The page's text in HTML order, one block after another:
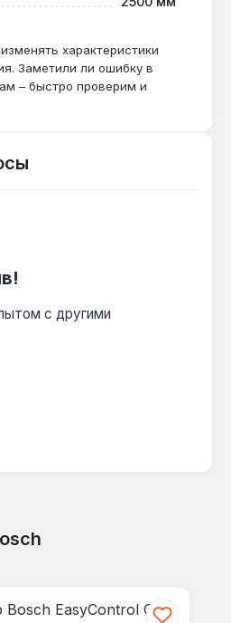
в режиме всасывания с
вмещает до 450 л
достаточно для уборки
характеристики
Заметили ли ошибку в
– быстро проверим и
с другими
только на текущем